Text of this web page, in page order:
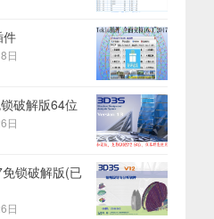
件
日
破解版64位
日
锁破解版(已
日